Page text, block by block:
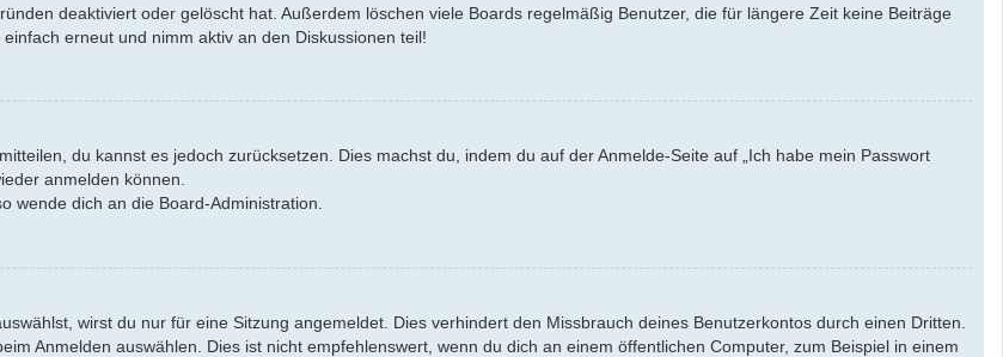
deaktiviert oder gelöscht hat. Außerdem löschen viele Boards regelmäßig Benutzer, die für längere Zeit keine Beiträge
erneut und nimm aktiv an den Diskussionen teil!
du kannst es jedoch zurücksetzen. Dies machst du, indem du auf der Anmelde-Seite auf „Ich habe mein Passwort
anmelden können.
wende dich an die Board-Administration.
wirst du nur für eine Sitzung angemeldet. Dies verhindert den Missbrauch deines Benutzerkontos durch einen Dritten.
Anmelden auswählen. Dies ist nicht empfehlenswert, wenn du dich an einem öffentlichen Computer, zum Beispiel in einem